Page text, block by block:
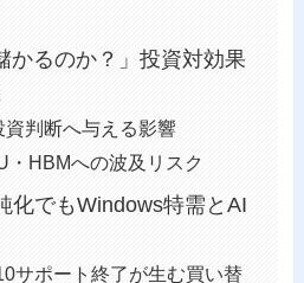
かるのか？」投資対効果
資判断へ与える影響
・HBMへの波及リスク
化でもWindows特需とAI
サポート終了が生む買い替